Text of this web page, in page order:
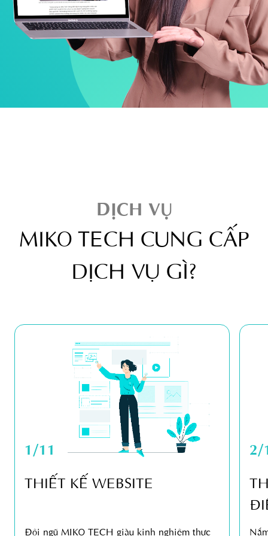
DỊCH VỤ
MIKO TECH CUNG CẤP
DỊCH VỤ GÌ?
1/11
THIẾT KẾ WEBSITE
Đội ngũ MIKO TECH giàu kinh nghiệm thực
2/